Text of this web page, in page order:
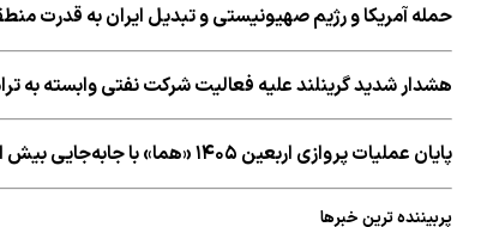
حمله آمریکا و رژیم صهیونیستی و تبدیل ایران به قدرت منطقه
هشدار شدید گرینلند علیه فعالیت شرکت نفتی وابسته به
پایان عملیات پروازی اربعین ۱۴۰۵ «هما» با جابه‌جایی بیش از ۳۱ هزار زائر
پربیننده ترین خبرها